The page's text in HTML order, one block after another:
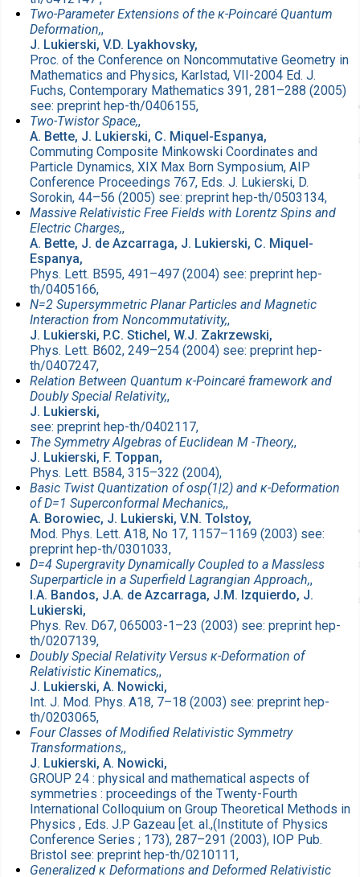
Two-Parameter Extensions of the κ-Poincaré Quantum
Deformation,,
J. Lukierski, V.D. Lyakhovsky,
Proc. of the Conference on Noncommutative Geometry in
Mathematics and Physics, Karlstad, VII-2004 Ed. J.
Fuchs, Contemporary Mathematics 391, 281–288 (2005)
see: preprint hep-th/0406155,
Two-Twistor Space,,
A. Bette, J. Lukierski, C. Miquel-Espanya,
Commuting Composite Minkowski Coordinates and
Particle Dynamics, XIX Max Born Symposium, AIP
Conference Proceedings 767, Eds. J. Lukierski, D.
Sorokin, 44–56 (2005) see: preprint hep-th/0503134,
Massive Relativistic Free Fields with Lorentz Spins and
Electric Charges,,
A. Bette, J. de Azcarraga, J. Lukierski, C. Miquel-
Espanya,
Phys. Lett. B595, 491–497 (2004) see: preprint hep-
th/0405166,
N=2 Supersymmetric Planar Particles and Magnetic
Interaction from Noncommutativity,,
J. Lukierski, P.C. Stichel, W.J. Zakrzewski,
Phys. Lett. B602, 249–254 (2004) see: preprint hep-
th/0407247,
Relation Between Quantum κ-Poincaré framework and
Doubly Special Relativity,,
J. Lukierski,
see: preprint hep-th/0402117,
The Symmetry Algebras of Euclidean M -Theory,,
J. Lukierski, F. Toppan,
Phys. Lett. B584, 315–322 (2004),
Basic Twist Quantization of osp(1|2) and κ-Deformation
of D=1 Superconformal Mechanics,,
A. Borowiec, J. Lukierski, V.N. Tolstoy,
Mod. Phys. Lett. A18, No 17, 1157–1169 (2003) see:
preprint hep-th/0301033,
D=4 Supergravity Dynamically Coupled to a Massless
Superparticle in a Superfield Lagrangian Approach,,
I.A. Bandos, J.A. de Azcarraga, J.M. Izquierdo, J.
Lukierski,
Phys. Rev. D67, 065003-1–23 (2003) see: preprint hep-
th/0207139,
Doubly Special Relativity Versus κ-Deformation of
Relativistic Kinematics,,
J. Lukierski, A. Nowicki,
Int. J. Mod. Phys. A18, 7–18 (2003) see: preprint hep-
th/0203065,
Four Classes of Modified Relativistic Symmetry
Transformations,,
J. Lukierski, A. Nowicki,
GROUP 24 : physical and mathematical aspects of
symmetries : proceedings of the Twenty-Fourth
International Colloquium on Group Theoretical Methods in
Physics , Eds. J.P Gazeau [et. al.,(Institute of Physics
Conference Series ; 173), 287–291 (2003), IOP Pub.
Bristol see: preprint hep-th/0210111,
Generalized κ Deformations and Deformed Relativistic